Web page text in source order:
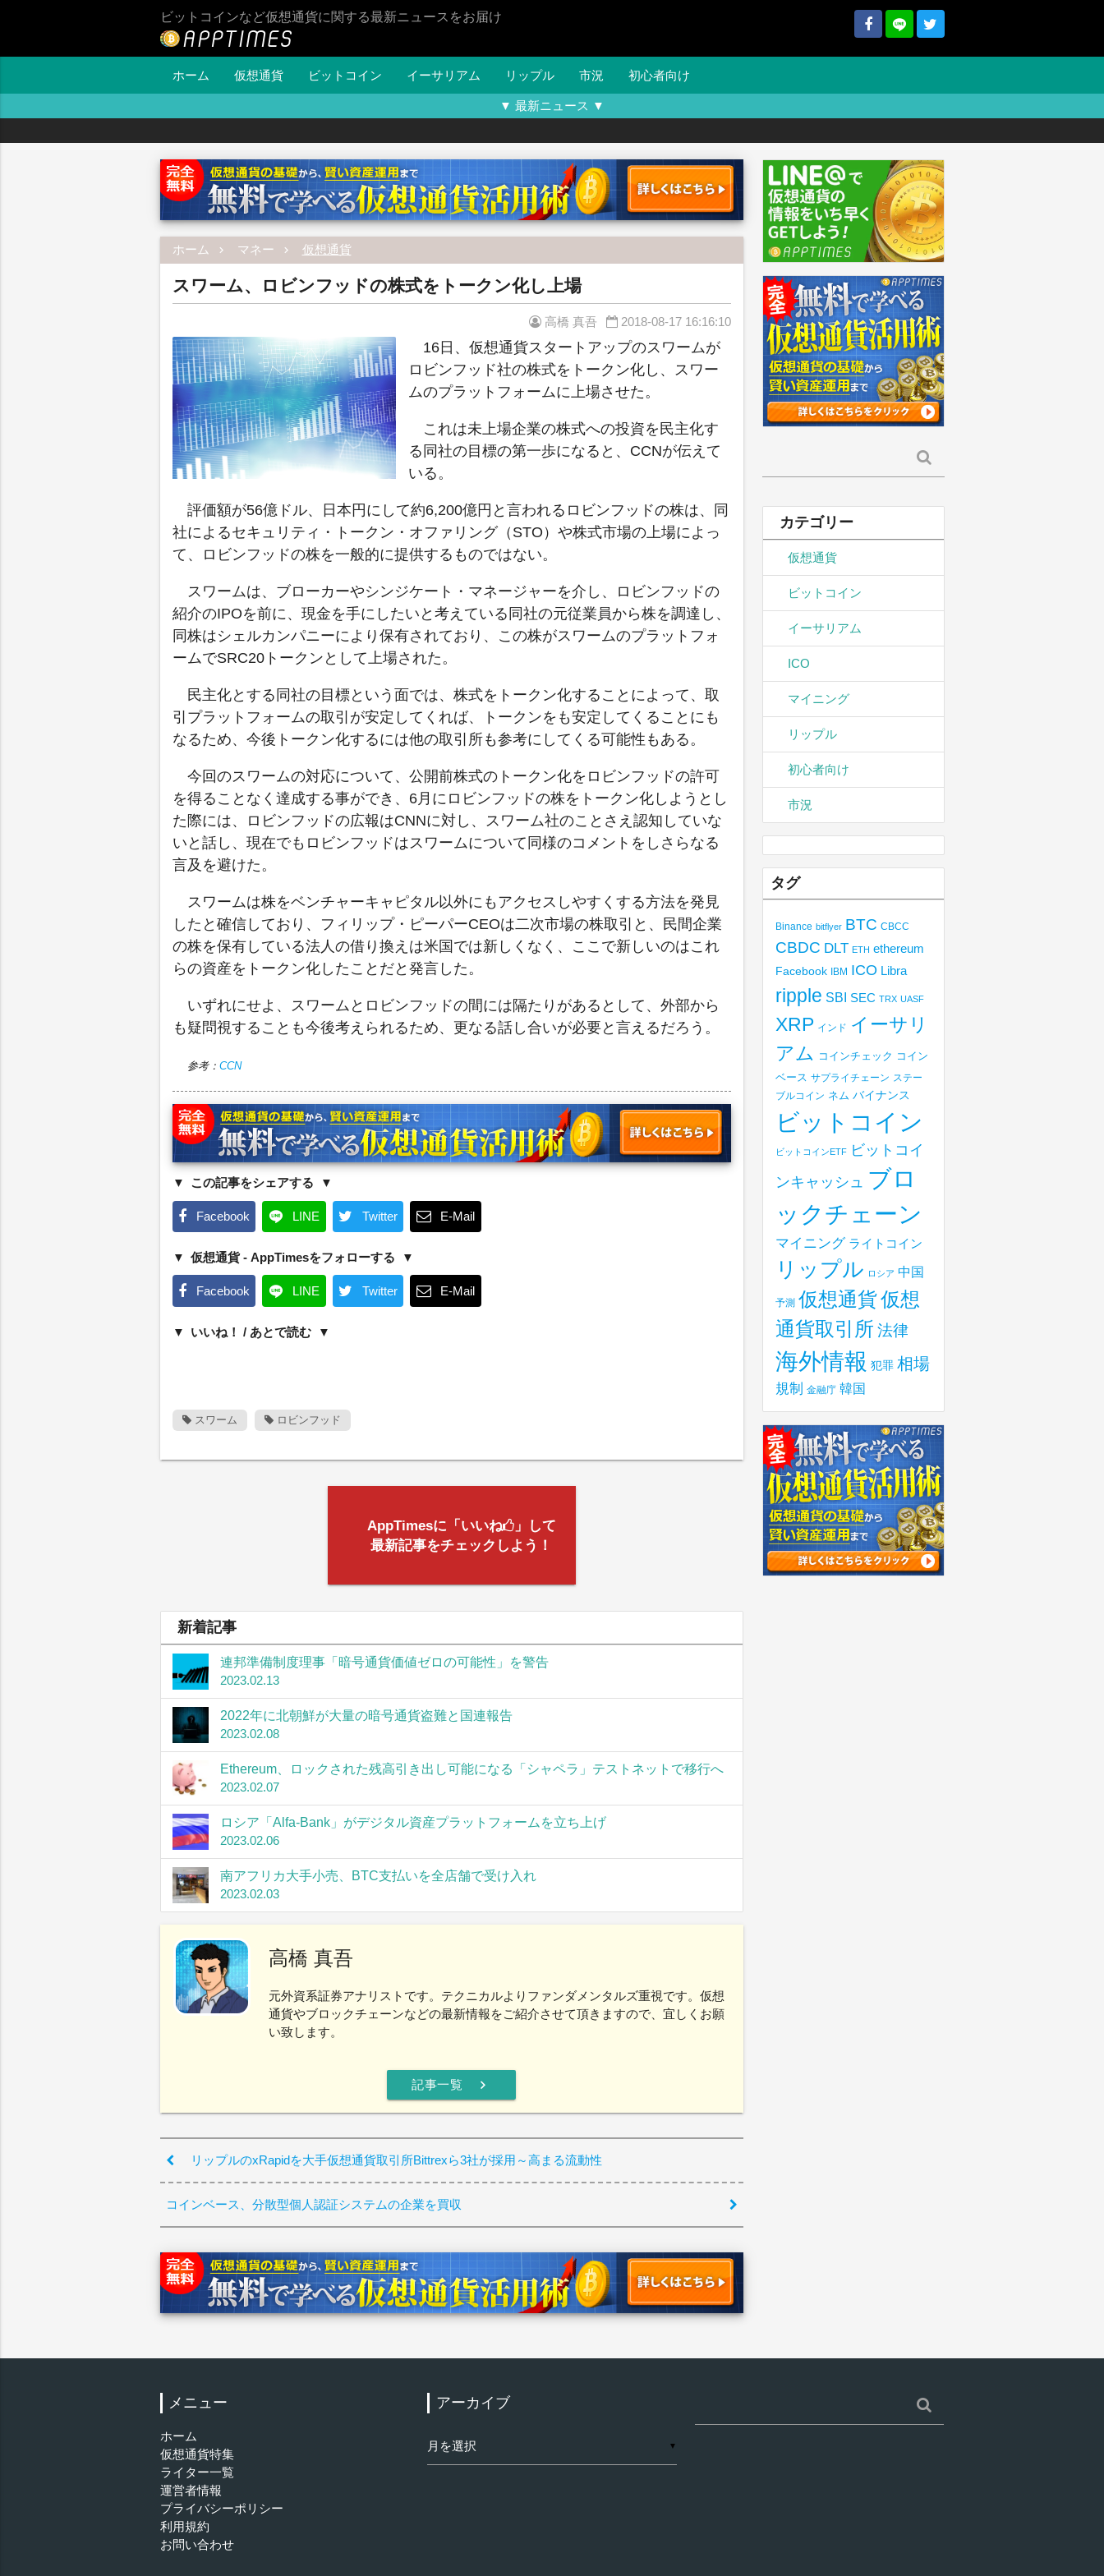
ビットコインなど仮想通貨に関する最新ニュースをお届け
ホーム 仮想通貨 ビットコイン イーサリアム リップル 市況 初心者向け
▼ 最新ニュース ▼
ホーム マネー 仮想通貨
スワーム、ロビンフッドの株式をトークン化し上場
高橋 真吾 2018-08-17 16:16:10
16日、仮想通貨スタートアップのスワームが
ロビンフッド社の株式をトークン化し、スワー
ムのプラットフォームに上場させた。
これは未上場企業の株式への投資を民主化す
る同社の目標の第一歩になると、CCNが伝えて
いる。
評価額が56億ドル、日本円にして約6,200億円と言われるロビンフッドの株は、同
社によるセキュリティ・トークン・オファリング（STO）や株式市場の上場によっ
て、ロビンフッドの株を一般的に提供するものではない。
スワームは、ブローカーやシンジケート・マネージャーを介し、ロビンフッドの
紹介のIPOを前に、現金を手にしたいと考えている同社の元従業員から株を調達し、
同株はシェルカンパニーにより保有されており、この株がスワームのプラットフォ
ームでSRC20トークンとして上場された。
民主化とする同社の目標という面では、株式をトークン化することによって、取
引プラットフォームの取引が安定してくれば、トークンをも安定してくることにも
なるため、今後トークン化するには他の取引所も参考にしてくる可能性もある。
今回のスワームの対応について、公開前株式のトークン化をロビンフッドの許可
を得ることなく達成する事ができ、6月にロビンフッドの株をトークン化しようとし
た際には、ロビンフッドの広報はCNNに対し、スワーム社のことさえ認知していな
いと話し、現在でもロビンフッドはスワームについて同様のコメントをしさらなる
言及を避けた。
スワームは株をベンチャーキャピタル以外にもアクセスしやすくする方法を発見
したと確信しており、フィリップ・ピーパーCEOは二次市場の株取引と、民間企業
の株を保有している法人の借り換えは米国では新しくなく、ここで新しいのはこれ
らの資産をトークン化したことだと発言した。
いずれにせよ、スワームとロビンフッドの間には隔たりがあるとして、外部から
も疑問視することも今後考えられるため、更なる話し合いが必要と言えるだろう。
参考： CCN
この記事をシェアする
Facebook LINE Twitter E-Mail
仮想通貨 - AppTimesをフォローする
Facebook LINE Twitter E-Mail
いいね！ / あとで読む
スワーム ロビンフッド
AppTimesに「いいね
」して
最新記事をチェックしよう！
新着記事
連邦準備制度理事「暗号通貨価値ゼロの可能性」を警告
2023.02.13
2022年に北朝鮮が大量の暗号通貨盗難と国連報告
2023.02.08
Ethereum、ロックされた残高引き出し可能になる「シャペラ」テストネットで移行へ
2023.02.07
ロシア「Alfa-Bank」がデジタル資産プラットフォームを立ち上げ
2023.02.06
南アフリカ大手小売、BTC支払いを全店舗で受け入れ
2023.02.03
高橋 真吾
元外資系証券アナリストです。テクニカルよりファンダメンタルズ重視です。仮想
通貨やブロックチェーンなどの最新情報をご紹介させて頂きますので、宜しくお願
い致します。
記事一覧 chevron_right
リップルのxRapidを大手仮想通貨取引所Bittrexら3社が採用～高まる流動性
コインベース、分散型個人認証システムの企業を買収
索:
カテゴリー
仮想通貨
ビットコイン
イーサリアム
ICO
マイニング
リップル
初心者向け
市況
タグ
Binance bitflyer BTC CBCC
CBDC DLT ETH ethereum
Facebook IBM ICO Libra
ripple SBI SEC TRX UASF
XRP インド イーサリ
アム コインチェック コイン
ベース サプライチェーン ステー
ブルコイン ネム バイナンス
ビットコイン
ビットコインETF
ビットコイ
ンキャッシュ ブロ
ックチェーン
マイニング ライトコイン
リップル ロシア 中国
予測 仮想通貨仮想
通貨取引所 法律
海外情報 犯罪 相場
規制 金融庁 韓国
メニュー
ホーム
仮想通貨特集
ライター一覧
運営者情報
プライバシーポリシー
利用規約
お問い合わせ
アーカイブ
ー
カ
▼
索: